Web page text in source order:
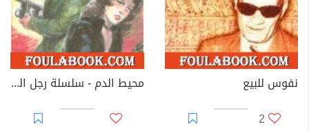
نفوس للبيع
2
محيط الدم - سلسلة رجل المستحيل